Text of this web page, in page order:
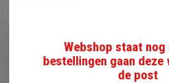
Webshop staat nog
bestellingen gaan deze
de post